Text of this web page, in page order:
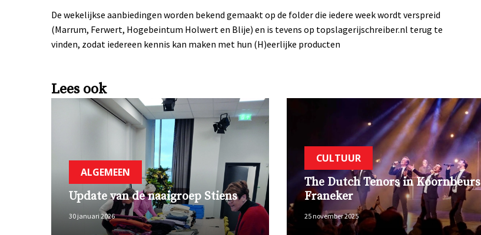
De wekelijkse aanbiedingen worden bekend gemaakt op de folder die iedere week wordt verspreid
(Marrum, Ferwert, Hogebeintum Holwert en Blije) en is tevens op topslagerijschreiber.nl terug te
vinden, zodat iedereen kennis kan maken met hun (H)eerlijke producten
Lees ook
ALGEMEEN
Update van de naaigroep Stiens
30 januari 2026
CULTUUR
The Dutch Tenors in Koornbeurs
Franeker
25 november 2025